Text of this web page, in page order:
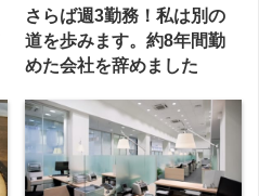
さらば週3勤務！私は別の
道を歩みます。約8年間勤
めた会社を辞めました